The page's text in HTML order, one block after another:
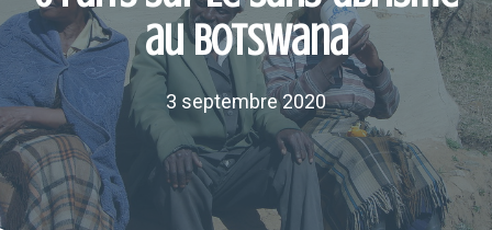
au Botswana
3 septembre 2020